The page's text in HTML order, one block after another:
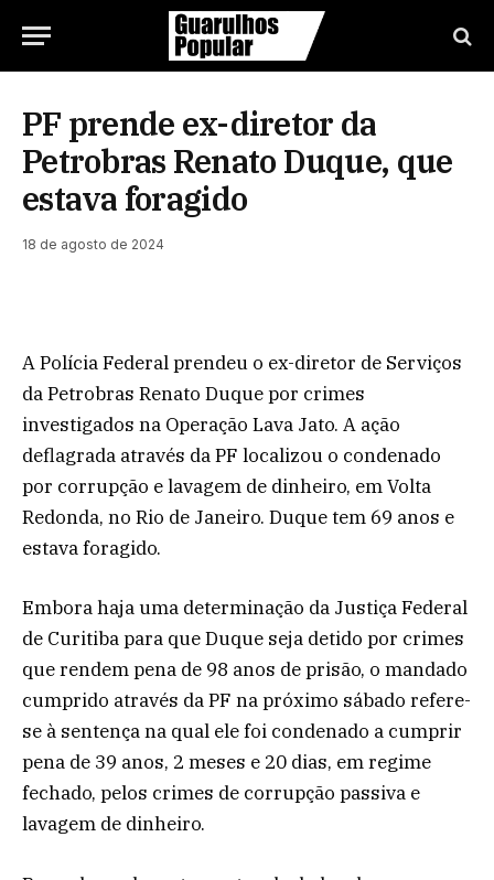
PF prende ex-diretor da
Petrobras Renato Duque, que
estava foragido
18 de agosto de 2024
A Polícia Federal prendeu o ex-diretor de Serviços
da Petrobras Renato Duque por crimes
investigados na Operação Lava Jato. A ação
deflagrada através da PF localizou o condenado
por corrupção e lavagem de dinheiro, em Volta
Redonda, no Rio de Janeiro. Duque tem 69 anos e
estava foragido.
Embora haja uma determinação da Justiça Federal
de Curitiba para que Duque seja detido por crimes
que rendem pena de 98 anos de prisão, o mandado
cumprido através da PF na próximo sábado refere-
se à sentença na qual ele foi condenado a cumprir
pena de 39 anos, 2 meses e 20 dias, em regime
fechado, pelos crimes de corrupção passiva e
lavagem de dinheiro.